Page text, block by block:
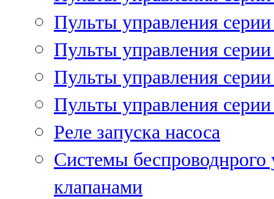
Пульты управления
Пульты управления
Пульты управления
Пульты управления
Реле запуска насоса
Системы
клапанами